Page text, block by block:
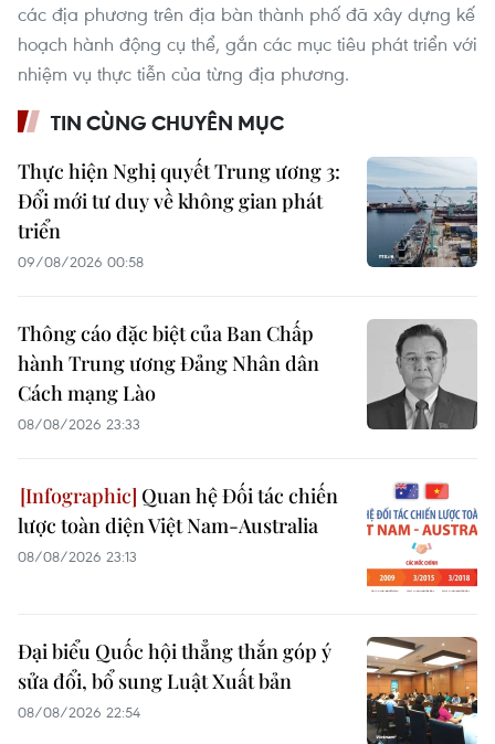
các địa phương trên địa bàn thành phố đã xây dựng kế
hoạch hành động cụ thể, gắn các mục tiêu phát triển với
nhiệm vụ thực tiễn của từng địa phương.
TIN CÙNG CHUYÊN MỤC
Thực hiện Nghị quyết Trung ương 3:
Đổi mới tư duy về không gian phát
triển
09/08/2026 00:58
Thông cáo đặc biệt của Ban Chấp
hành Trung ương Đảng Nhân dân
Cách mạng Lào
08/08/2026 23:33
Quan hệ Đối tác chiến
lược toàn diện Việt Nam-Australia
08/08/2026 23:13
Đại biểu Quốc hội thẳng thắn góp ý
sửa đổi, bổ sung Luật Xuất bản
08/08/2026 22:54